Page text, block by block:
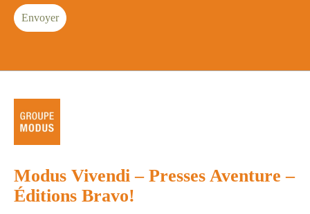
Envoyer
Modus Vivendi – Presses Aventure –
Éditions Bravo!